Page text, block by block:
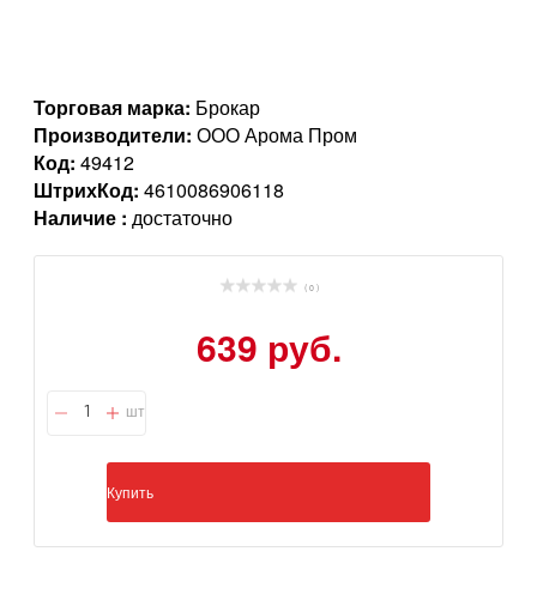
Торговая марка: Брокар
Производители: ООО Арома Пром
Код: 49412
ШтрихКод: 4610086906118
Наличие : достаточно
( 0 )
639 руб.
шт
Купить